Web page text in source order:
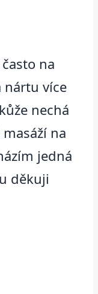
na
nártu více
nechá
na
jedná
děkuji